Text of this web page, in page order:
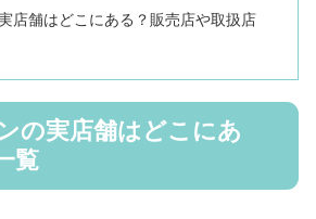
店舗はどこにある？販売店や取扱店
の実店舗はどこにあ
覧